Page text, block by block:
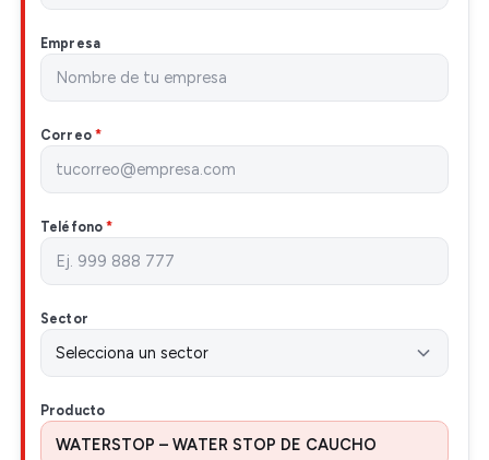
Empresa
Correo *
Teléfono*
Sector
Producto